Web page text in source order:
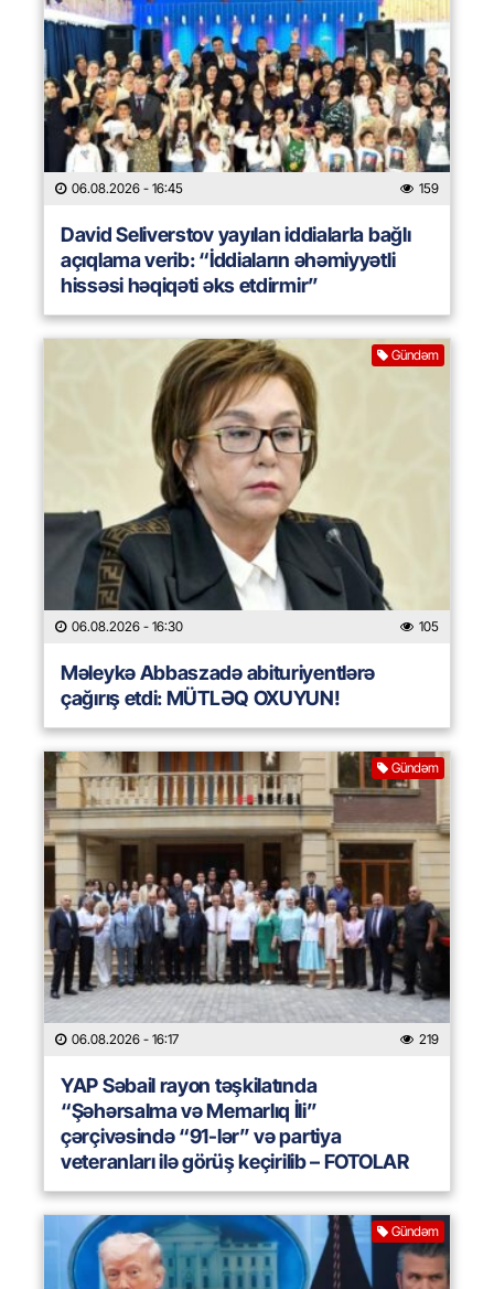
06.08.2026 - 16:45 159
David Seliverstov yayılan iddialarla bağlı
açıqlama verib: “İddiaların əhəmiyyətli
hissəsi həqiqəti əks etdirmir”
Gündəm
06.08.2026 - 16:30 105
Məleykə Abbaszadə abituriyentlərə
çağırış etdi: MÜTLƏQ OXUYUN!
Gündəm
06.08.2026 - 16:17 219
YAP Səbail rayon təşkilatında
“Şəhərsalma və Memarlıq İli”
çərçivəsində “91-lər” və partiya
veteranları ilə görüş keçirilib – FOTOLAR
Gündəm